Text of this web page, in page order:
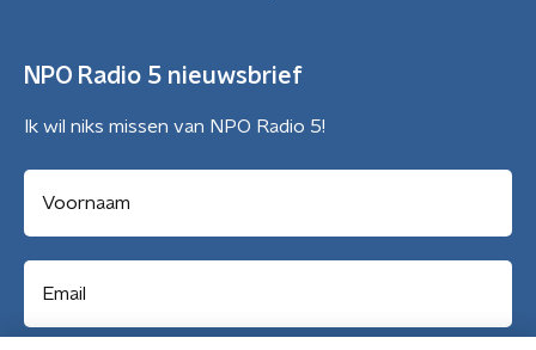
NPO Radio 5 nieuwsbrief
Ik wil niks missen van NPO Radio 5!